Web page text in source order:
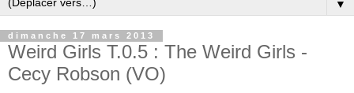
▼
dimanche 17 mars 2013
Weird Girls T.0.5 : The Weird Girls -
Cecy Robson (VO)